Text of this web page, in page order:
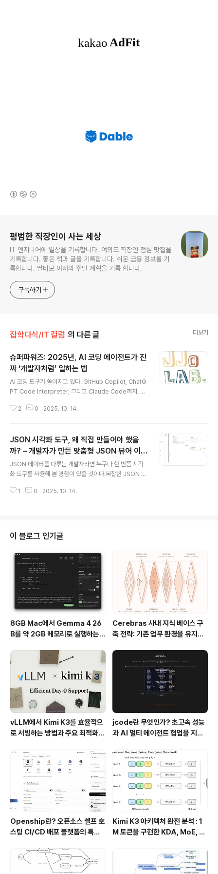
평범한 직장인이 사는 세상
IT 엔지니어에 일상을 기록합니다. 여의도 직장인 점심 맛집을
기록합니다. 좋은 책과 글을 기록합니다. 쉬운 금융 정보를 기
록합니다. 딸바보 아빠의 주말 계획을 기록 합니다.
구독하기
잡학다식/IT 컬럼 의 다른 글 더보기
슈퍼파워즈: 2025년, AI 코딩 에이전트가 진
짜 ‘개발자처럼’ 일하는 법
AI 코딩 도구가 쏟아지고 있다. GitHub Copilot, ChatG
PT Code Interpreter, 그리고 Claude Code까지. 하
나보다 똑똑하게 일하는 걸까, 아니면 단순히 빠른 자동완
라, AI가 ‘스스로 계획하고 테스트하며 개선하는’ 완전한 개
발 워크플로우 자동화 시스템이다.2025년 10월 현재, Su
perpowers는 Claude Code를 기반으로 가장 체계적
인 ‘코딩 에이전트 시스템’으로 평가받고 있다.1. AI 코딩 에
이전트, 이제 진짜 개발자처럼 일한다지금까지 대부분의 A
I 코딩 도구는 “코드를 작성해주는 ..
2 0 2025. 10. 14.
JSON 시각화 도구, 왜 직접 만들어야 했을
까? – 개발자가 만든 맞춤형 JSON 뷰어 이야
기
JSON 데이터를 다루는 개발자라면 누구나 한 번쯤 시각
화 도구를 사용해 본 경험이 있을 것이다.복잡한 JSON 구
막상 사용해 보면 아쉬움이 남는 경우가 많다.화면을 다른
JSON 시각화 도구의 배경과 핵심 기능, 그리고 어떤 점에
서 사용자 중심으로 개선되었는지를 자세히 살펴본다.JS
ON 시각화 도구란 무엇인가JSON의 기본 개념JSON(J
avaScript Object Notation)은 데이터를 저장하거나
전송할 때 널리 사용되는 구조화된 데이터 형식이다.사람
이 읽고 쓰기 쉽고, 기..
1 0 2025. 10. 14.
이 블로그 인기글
8GB Mac에서 Gemma 4 26
B를 약 2GB 메모리로 실행하는 T
Cerebras 사내 지식 베이스 구
축 전략: 기존 업무 환경을 유지하
vLLM에서 Kimi K3를 효율적으
로 서빙하는 방법과 주요 최적화
jcode란 무엇인가? 초고속 성능
과 AI 멀티 에이전트 협업을 지원
Openship란? 오픈소스 셀프 호
스팅 CI/CD 배포 플랫폼의 특징
Kimi K3 아키텍처 완전 분석 : 1
M 토큰을 구현한 KDA, MoE, Fl
핵심 기술